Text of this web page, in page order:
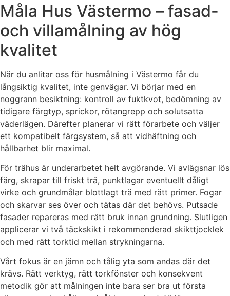
Måla Hus Västermo – fasad-
och villamålning av hög
kvalitet
När du anlitar oss för husmålning i Västermo får du
långsiktig kvalitet, inte genvägar. Vi börjar med en
noggrann besiktning: kontroll av fuktkvot, bedömning av
tidigare färgtyp, sprickor, rötangrepp och solutsatta
väderlägen. Därefter planerar vi rätt förarbete och väljer
ett kompatibelt färgsystem, så att vidhäftning och
hållbarhet blir maximal.
För trähus är underarbetet helt avgörande. Vi avlägsnar lös
färg, skrapar till friskt trä, punktlagar eventuellt dåligt
virke och grundmålar blottlagt trä med rätt primer. Fogar
och skarvar ses över och tätas där det behövs. Putsade
fasader repareras med rätt bruk innan grundning. Slutligen
applicerar vi två täckskikt i rekommenderad skikttjocklek
och med rätt torktid mellan strykningarna.
Vårt fokus är en jämn och tålig yta som andas där det
krävs. Rätt verktyg, rätt torkfönster och konsekvent
metodik gör att målningen inte bara ser bra ut första